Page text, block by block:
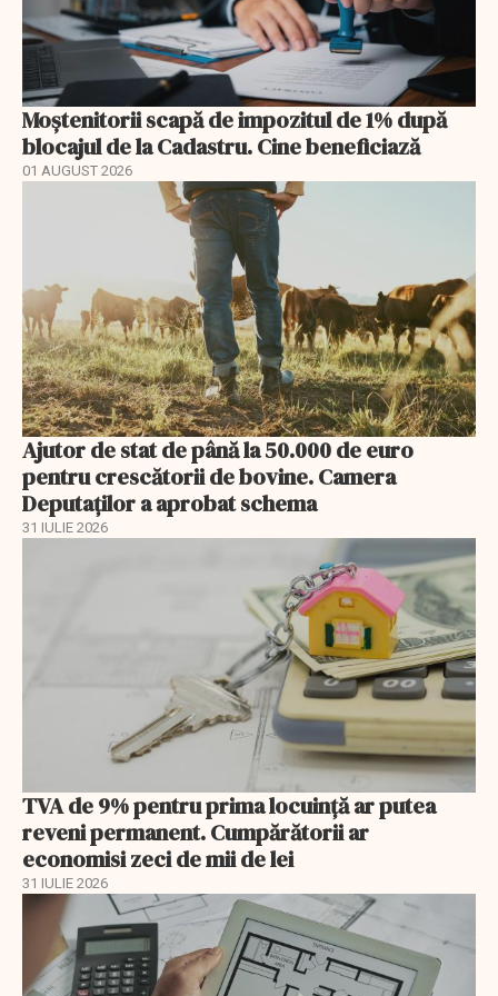
Moștenitorii scapă de impozitul de 1% după
blocajul de la Cadastru. Cine beneficiază
01 AUGUST 2026
Ajutor de stat de până la 50.000 de euro
pentru crescătorii de bovine. Camera
Deputaților a aprobat schema
31 IULIE 2026
TVA de 9% pentru prima locuință ar putea
reveni permanent. Cumpărătorii ar
economisi zeci de mii de lei
31 IULIE 2026